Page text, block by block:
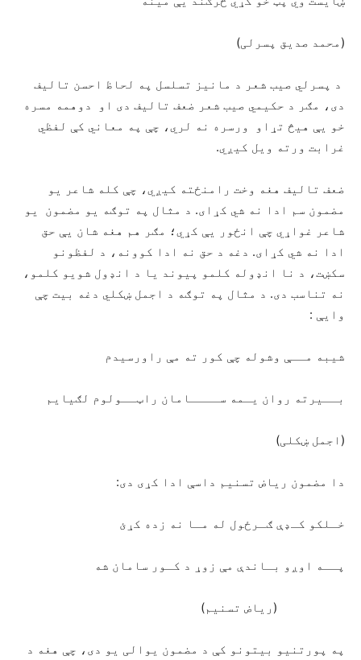
(محمد صدیق پسرلی)
د پسرلي صیب شعر د مانیز تسلسل په لحاظ احسن تالیف
دی، مګر د حکیمي صیب شعر ضعف تالیف دی او دوهمه مسره
خو یې هیڅ تړاو ورسره نه لري، چې په معاني کې لفظي
غرابت ورته ویل کیږي.
ضعف تالیف هغه وخت رامنځته کیږي، چې کله شاعر یو
مضمون سم ادا نه شي کړای. د مثال په توګه یو مضمون یو
شاعر غواړي چې انځور یې کړي؛ مګر هم هغه شان یې حق
ادا نه شي کړای. دغه د حق نه ادا کوونه، د لفظونو
سکښت، د نا انډوله کلمو پیوند یا د انډول شویو کلمو،
نه تناسب دی. د مثال په توګه د اجمل ښکلي دغه بیت چې
وایې :
شیبه مــې وشوله چې کور ته مې راورسیدم
بــیرته روان یـمه ســــامان راټــولوم لګیایم
(اجمل ښکلی)
دا مضمون ریاض تسنیم داسې ادا کړی دی:
خـلکو کـډې ګـرځول له مـا نه زده کړئ
پــه اوږو بـاندې مې زوړ د کـور سامان شه
(ریاض تسنیم)
په پورتنیو بیتونو کې د مضمون یوالی یو دی، چې هغه د